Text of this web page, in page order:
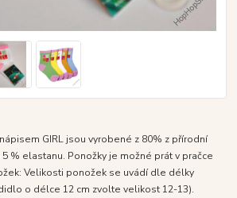
GIRL jsou vyrobené z 80% z přírodní
% elastanu. Ponožky je možné prát v pračce
Velikosti ponožek se uvádí dle délky
o délce 12 cm zvolte velikost 12-13).